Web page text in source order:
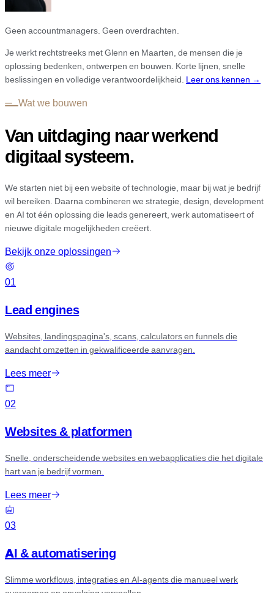
Geen accountmanagers. Geen overdrachten.
Je werkt rechtstreeks met Glenn en Maarten, de mensen die je
oplossing bedenken, ontwerpen en bouwen. Korte lijnen, snelle
beslissingen en volledige verantwoordelijkheid. Leer ons kennen →
Wat we bouwen
Van uitdaging naar werkend
digitaal systeem.
We starten niet bij een website of technologie, maar bij wat je bedrijf
wil bereiken. Daarna combineren we strategie, design, development
en AI tot één oplossing die leads genereert, werk automatiseert of
nieuwe digitale mogelijkheden creëert.
Bekijk onze oplossingen
01
Lead engines
Websites, landingspagina's, scans, calculators en funnels die
aandacht omzetten in gekwalificeerde aanvragen.
Lees meer
02
Websites & platformen
Snelle, onderscheidende websites en webapplicaties die het digitale
hart van je bedrijf vormen.
Lees meer
03
AI & automatisering
Slimme workflows, integraties en AI-agents die manueel werk